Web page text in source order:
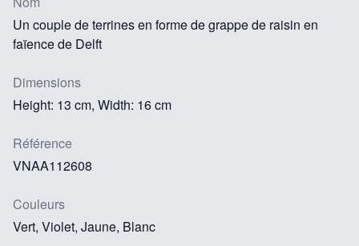
Un couple de terrines en forme de grappe de raisin en
faïence de Delft
Dimensions
Height: 13 cm, Width: 16 cm
Référence
VNAA112608
Couleurs
Vert, Violet, Jaune, Blanc